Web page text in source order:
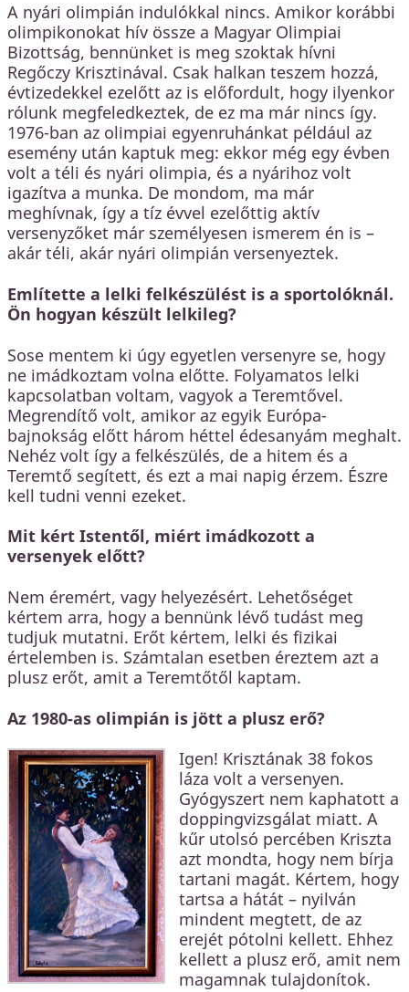
A nyári olimpián indulókkal nincs. Amikor korábbi
olimpikonokat hív össze a Magyar Olimpiai
Bizottság, bennünket is meg szoktak hívni
Regőczy Krisztinával. Csak halkan teszem hozzá,
évtizedekkel ezelőtt az is előfordult, hogy ilyenkor
rólunk megfeledkeztek, de ez ma már nincs így.
1976-ban az olimpiai egyenruhánkat például az
esemény után kaptuk meg: ekkor még egy évben
volt a téli és nyári olimpia, és a nyárihoz volt
igazítva a munka. De mondom, ma már
meghívnak, így a tíz évvel ezelőttig aktív
versenyzőket már személyesen ismerem én is –
akár téli, akár nyári olimpián versenyeztek.
Említette a lelki felkészülést is a sportolóknál.
Ön hogyan készült lelkileg?
Sose mentem ki úgy egyetlen versenyre se, hogy
ne imádkoztam volna előtte. Folyamatos lelki
kapcsolatban voltam, vagyok a Teremtővel.
Megrendítő volt, amikor az egyik Európa-
bajnokság előtt három héttel édesanyám meghalt.
Nehéz volt így a felkészülés, de a hitem és a
Teremtő segített, és ezt a mai napig érzem. Észre
kell tudni venni ezeket.
Mit kért Istentől, miért imádkozott a
versenyek előtt?
Nem éremért, vagy helyezésért. Lehetőséget
kértem arra, hogy a bennünk lévő tudást meg
tudjuk mutatni. Erőt kértem, lelki és fizikai
értelemben is. Számtalan esetben éreztem azt a
plusz erőt, amit a Teremtőtől kaptam.
Az 1980-as olimpián is jött a plusz erő?
Igen! Krisztának 38 fokos
láza volt a versenyen.
Gyógyszert nem kaphatott a
doppingvizsgálat miatt. A
kűr utolsó percében Kriszta
azt mondta, hogy nem bírja
tartani magát. Kértem, hogy
tartsa a hátát – nyilván
mindent megtett, de az
erejét pótolni kellett. Ehhez
kellett a plusz erő, amit nem
magamnak tulajdonítok.